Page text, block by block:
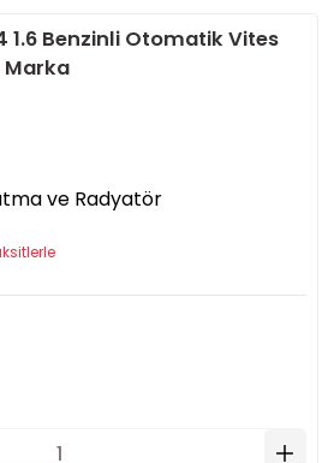
1.6 Benzinli Otomatik Vites
Marka
ve Radyatör